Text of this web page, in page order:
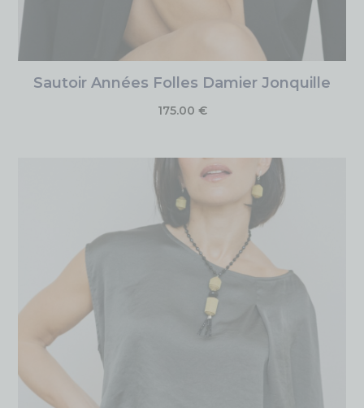
Sautoir Années Folles Damier Jonquille
175.00 €